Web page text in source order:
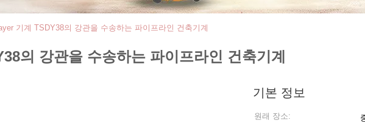
기계 TSDY38의 강관을 수송하는 파이프라인 건축기계
의 강관을 수송하는 파이프라인 건축기계
기본 정보
원래 장소: